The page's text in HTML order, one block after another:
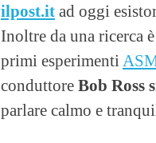
ilpost.it ad oggi
Inoltre da una ricerca
primi esperimenti
conduttore Bob Ross
parlare calmo e